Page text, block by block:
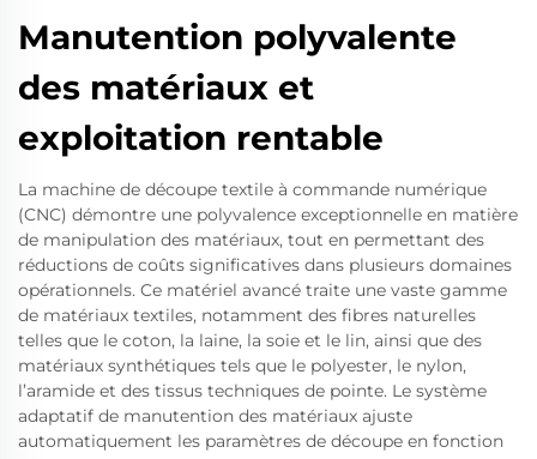
Manutention polyvalente
des matériaux et
exploitation rentable
La machine de découpe textile à commande numérique
(CNC) démontre une polyvalence exceptionnelle en matière
de manipulation des matériaux, tout en permettant des
réductions de coûts significatives dans plusieurs domaines
opérationnels. Ce matériel avancé traite une vaste gamme
de matériaux textiles, notamment des fibres naturelles
telles que le coton, la laine, la soie et le lin, ainsi que des
matériaux synthétiques tels que le polyester, le nylon,
l’aramide et des tissus techniques de pointe. Le système
adaptatif de manutention des matériaux ajuste
automatiquement les paramètres de découpe en fonction